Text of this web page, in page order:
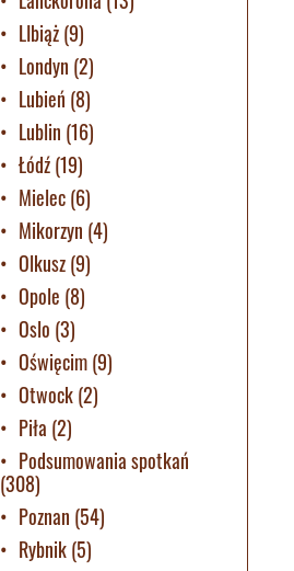
LIbiąż(9)
Londyn (2)
Lubień (8)
Lublin (16)
Łódź(19)
Mielec(6)
Mikorzyn (4)
Olkusz(9)
Opole (8)
Oslo (3)
Oświęcim(9)
Otwock(2)
Piła (2)
Podsumowania spotkań
(308)
Poznan (54)
Rybnik(5)